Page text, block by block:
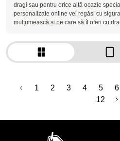
dragi sau pentru orice altă ocazie
personalizate online vei regăsi cu
mulțumească și pe care să îl oferi cu
1 2 3 4 5 6
12